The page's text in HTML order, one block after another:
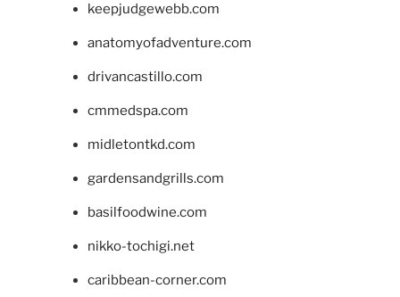
keepjudgewebb.com
anatomyofadventure.com
drivancastillo.com
cmmedspa.com
midletontkd.com
gardensandgrills.com
basilfoodwine.com
nikko-tochigi.net
caribbean-corner.com